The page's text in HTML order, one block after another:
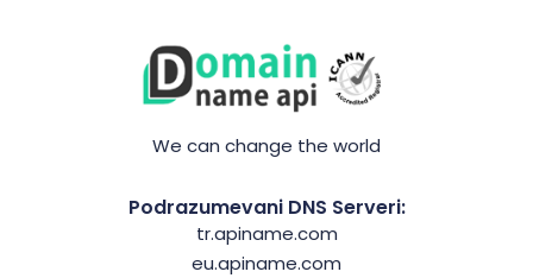
We can change the world
Podrazumevani DNS Serveri:
tr.apiname.com
eu.apiname.com